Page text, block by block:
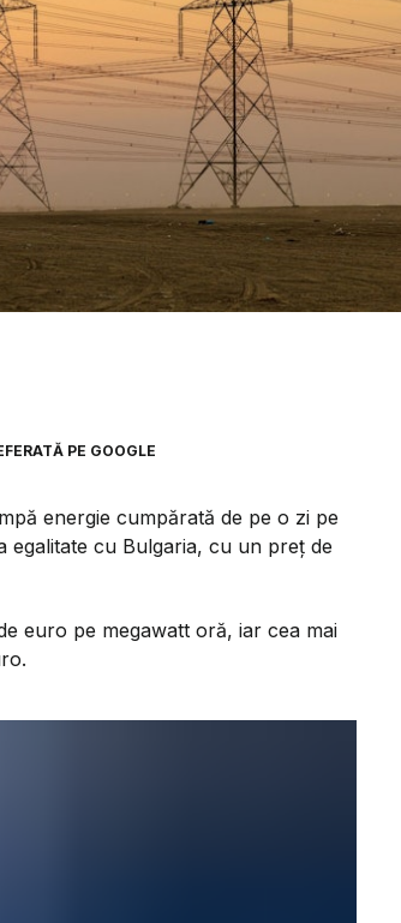
PE GOOGLE
energie cumpărată de pe o zi pe
egalitate cu Bulgaria, cu un preț de
euro pe megawatt oră, iar cea mai